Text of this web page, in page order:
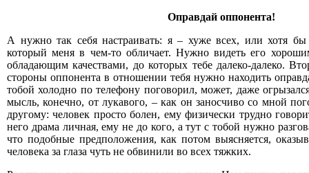
Оправдай оппонента!
А нужно так себя настраивать: я – хуже всех, или хотя бы
который меня в чем-то обличает. Нужно видеть его
обладающим качествами, до которых тебе далеко-далеко.
стороны оппонента в отношении тебя нужно находить
тобой холодно по телефону поговорил, может, даже
мысль, конечно, от лукавого, – как он заносчиво со мной
другому: человек просто болен, ему физически трудно
него драма личная, ему не до кого, а тут с тобой нужно
что подобные предположения, как потом выясняется,
человека за глаза чуть не обвинили во всех тяжких.